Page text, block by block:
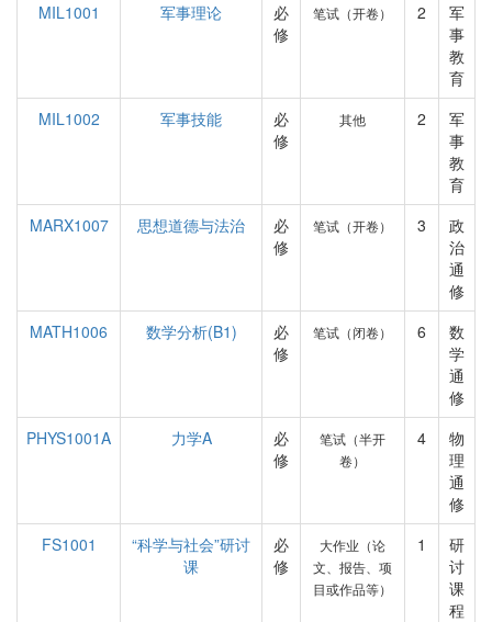
MIL1001 军事理论
必
修
笔试（开卷） 2
军
事
教
育
MIL1002
军事技能
必
修
其他 2
军
事
教
育
MARX1007
思想道德与法治
必
修
笔试（开卷） 3
政
治
通
修
MATH1006
数学分析(B1)
必
修
笔试（闭卷） 6
数
学
通
修
PHYS1001A
力学A
必
修
笔试（半开
卷）
4
物
理
通
修
FS1001
“科学与社会”研讨
课
必
修
大作业（论
文、报告、项
目或作品等）
1
研
讨
课
程